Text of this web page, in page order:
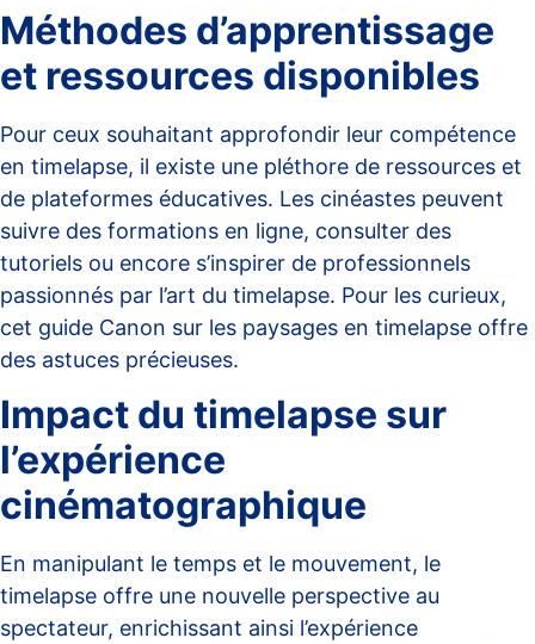
Méthodes d’apprentissage
et ressources disponibles
Pour ceux souhaitant approfondir leur compétence
en timelapse, il existe une pléthore de ressources et
de plateformes éducatives. Les cinéastes peuvent
suivre des formations en ligne, consulter des
tutoriels ou encore s’inspirer de professionnels
passionnés par l’art du timelapse. Pour les curieux,
cet guide Canon sur les paysages en timelapse offre
des astuces précieuses.
Impact du timelapse sur
l’expérience
cinématographique
En manipulant le temps et le mouvement, le
timelapse offre une nouvelle perspective au
spectateur, enrichissant ainsi l’expérience